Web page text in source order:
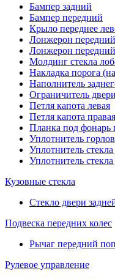
Бампер задний
Бампер передний
Крыло переднее
Лонжерон
Лонжерон
Молдинг стекла
Накладка порога
Наполнитель
Ограничитель двери
Петля капота левая
Петля капота правая
Планка под фонарь
Уплотнитель
Уплотнитель
Уплотнитель
Кузовные стекла
Стекло двери
Подвеска передних колес
Рычаг передний
Рулевое управление